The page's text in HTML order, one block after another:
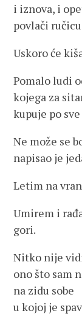
i iznova, i
povlači
Uskoro će
Pomalo ludi
kojega za
kupuje po
Ne može se
napisao je
Letim na
Umirem i
gori.
Nitko nije
ono što sam
na zidu sobe
u kojoj je